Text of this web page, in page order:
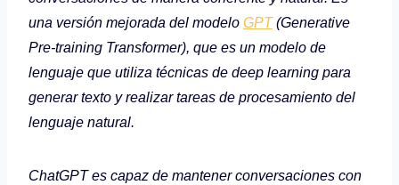
una versión mejorada del modelo GPT (Generative
Pre-training Transformer), que es un modelo de
lenguaje que utiliza técnicas de deep learning para
generar texto y realizar tareas de procesamiento del
lenguaje natural.
ChatGPT es capaz de mantener conversaciones con